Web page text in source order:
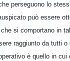
perseguono lo
può essere
si comportano in
raggiunto da tutti
è quello in